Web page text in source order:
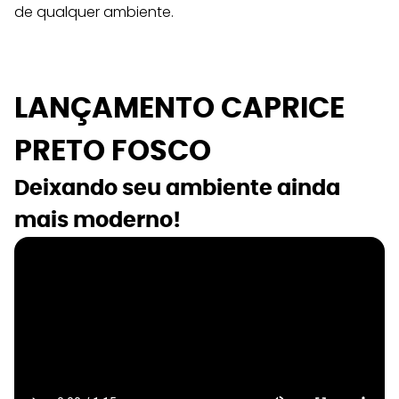
de qualquer ambiente.
LANÇAMENTO CAPRICE
PRETO FOSCO
Deixando seu ambiente ainda
mais moderno!